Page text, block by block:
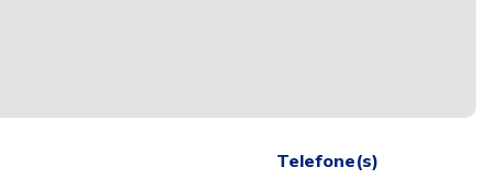
Telefone(s)